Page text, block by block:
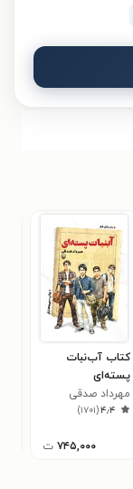
کتاب آب‌نبات
پسته‌ای
مهرداد صدقی
۴٫۴(۱۷۰۱)
۷۴۵,۰۰۰ ت